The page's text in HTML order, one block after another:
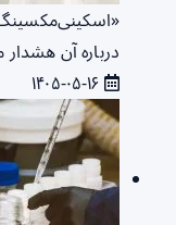
درباره آن